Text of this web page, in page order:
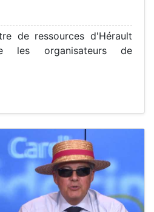
de ressources d'Hérault
les organisateurs de